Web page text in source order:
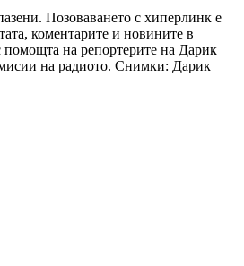
Позоваването с хиперлинк е
коментарите и новините в
помощта на репортерите на Дарик
на радиото. Снимки: Дарик